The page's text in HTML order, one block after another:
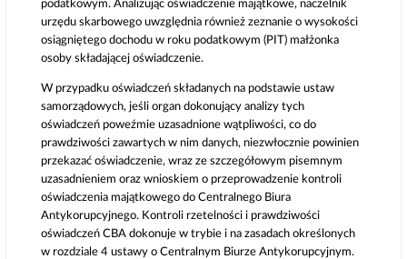
podatkowym. Analizując oświadczenie majątkowe, naczelnik
urzędu skarbowego uwzględnia również zeznanie o wysokości
osiągniętego dochodu w roku podatkowym (PIT) małżonka
osoby składającej oświadczenie.
W przypadku oświadczeń składanych na podstawie ustaw
samorządowych, jeśli organ dokonujący analizy tych
oświadczeń poweźmie uzasadnione wątpliwości, co do
prawdziwości zawartych w nim danych, niezwłocznie powinien
przekazać oświadczenie, wraz ze szczegółowym pisemnym
uzasadnieniem oraz wnioskiem o przeprowadzenie kontroli
oświadczenia majątkowego do Centralnego Biura
Antykorupcyjnego. Kontroli rzetelności i prawdziwości
oświadczeń CBA dokonuje w trybie i na zasadach określonych
w rozdziale 4 ustawy o Centralnym Biurze Antykorupcyjnym.